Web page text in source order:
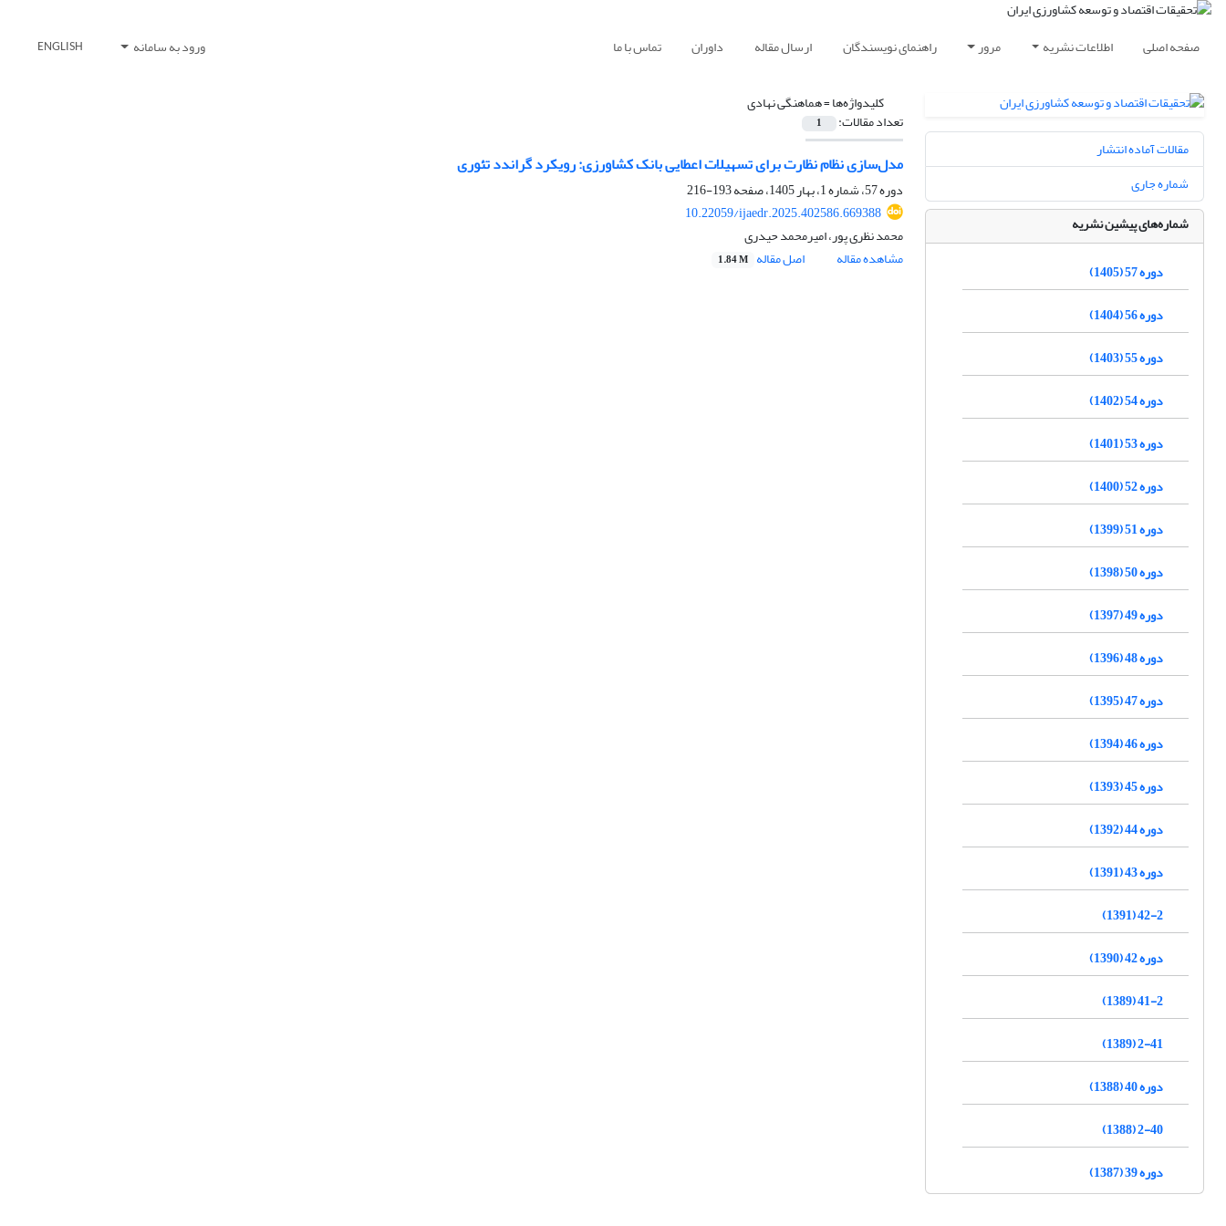
صفحه اصلی اطلاعات نشریه مرور راهنمای نویسندگان ارسال مقاله داوران تماس با ما ورود به سامانه ENGLISH
کلیدواژه‌ها =هماهنگی نهادی
تعداد مقالات: 1
مدل‌سازی نظام نظارت برای تسهیلات اعطایی بانک کشاورزی: رویکرد گراندد تئوری
دوره 57، شماره 1، بهار 1405، صفحه
193-216
10.22059/ijaedr.2025.402586.669388
محمد نظری پور، امیرمحمد حیدری
مشاهده مقاله
اصل مقاله 1.84 M
مقالات آماده انتشار
شماره جاری
شماره‌های پیشین نشریه
دوره 57 (1405)
دوره 56 (1404)
دوره 55 (1403)
دوره 54 (1402)
دوره 53 (1401)
دوره 52 (1400)
دوره 51 (1399)
دوره 50 (1398)
دوره 49 (1397)
دوره 48 (1396)
دوره 47 (1395)
دوره 46 (1394)
دوره 45 (1393)
دوره 44 (1392)
دوره 43 (1391)
42-2 (1391)
دوره 42 (1390)
41-2 (1389)
2-41 (1389)
دوره 40 (1388)
2-40 (1388)
دوره 39 (1387)